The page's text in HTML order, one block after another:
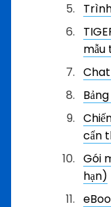
mẫu
cẩn
Gói
hạn)